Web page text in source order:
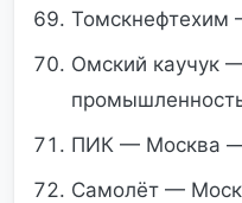
Омский каучук
ПИК — Москва —
Самолёт —